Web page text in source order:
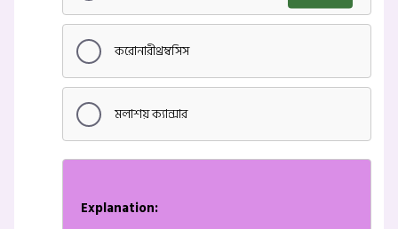
করোনারীথ্রম্বসিস
মলাশয় ক্যান্সার
Explanation: